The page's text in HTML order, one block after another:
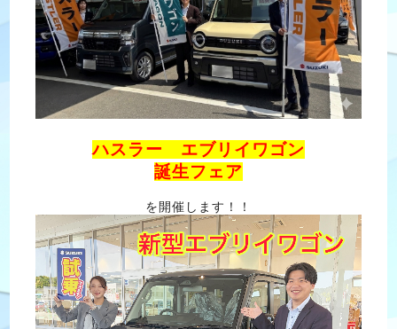
ハスラー エブリイワゴン
誕生フェア
を開催します！！